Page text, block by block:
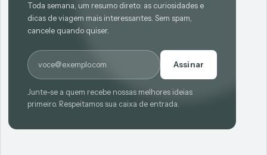
Toda semana, um resumo direto: as curiosidades e
dicas de viagem mais interessantes. Sem spam,
cancele quando quiser.
E-mail
Assinar
Junte-se a quem recebe nossas melhores ideias
primeiro. Respeitamos sua caixa de entrada.